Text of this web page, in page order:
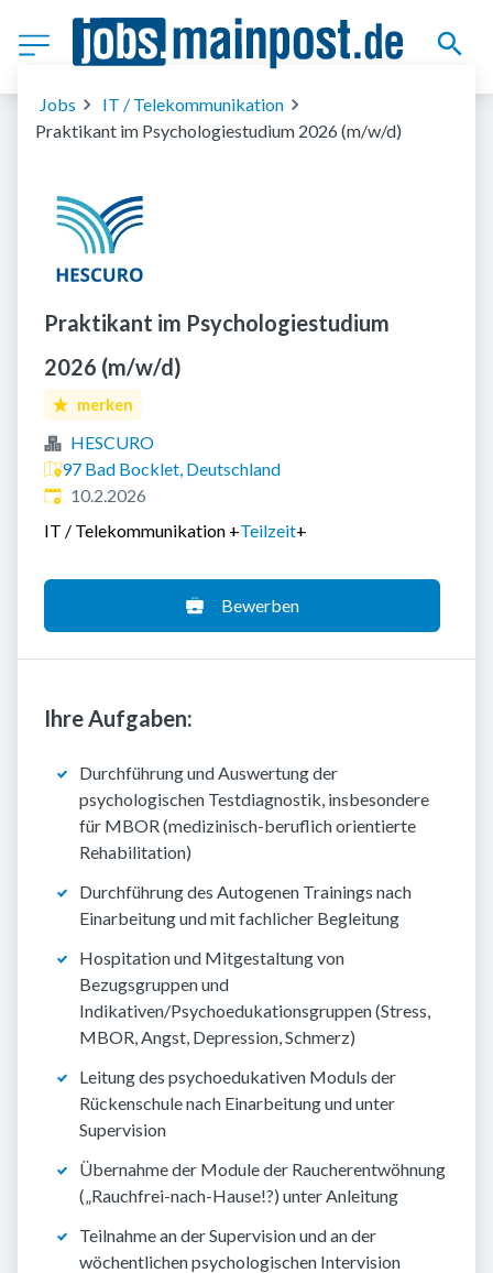
Jobs
IT / Telekommunikation
Praktikant im Psychologiestudium 2026 (m/w/d)
Praktikant im Psychologiestudium
2026 (m/w/d)
merken
HESCURO
97 Bad Bocklet, Deutschland
Veröffentlicht
10.2.2026
IT / Telekommunikation +Teilzeit+
Bewerben
Ihre Aufgaben:
Durchführung und Auswertung der
psychologischen Testdiagnostik, insbesondere
für MBOR (medizinisch-beruflich orientierte
Rehabilitation)
Durchführung des Autogenen Trainings nach
Einarbeitung und mit fachlicher Begleitung
Hospitation und Mitgestaltung von
Bezugsgruppen und
Indikativen/Psychoedukationsgruppen (Stress,
MBOR, Angst, Depression, Schmerz)
Leitung des psychoedukativen Moduls der
Rückenschule nach Einarbeitung und unter
Supervision
Übernahme der Module der Raucherentwöhnung
(„Rauchfrei-nach-Hause!?) unter Anleitung
Teilnahme an der Supervision und an der
wöchentlichen psychologischen Intervision